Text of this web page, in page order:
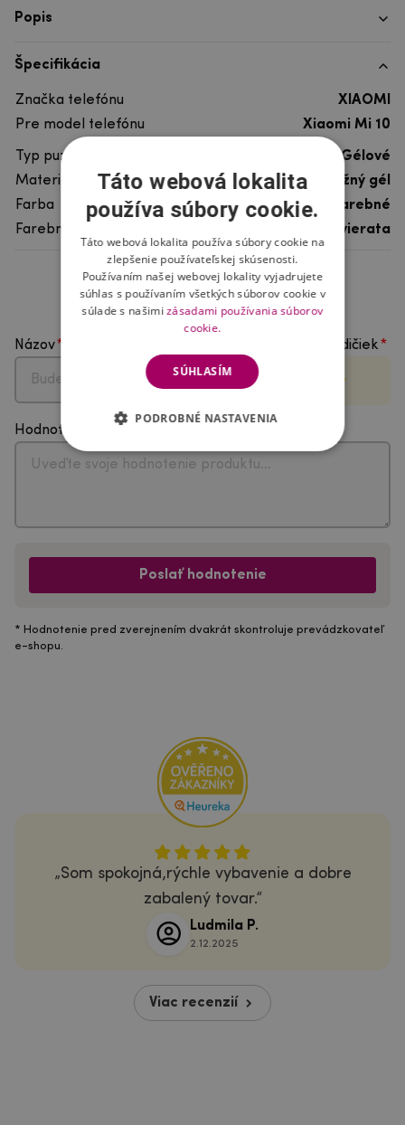
Popis
Špecifikácia
Značka telefónu
XIAOMI
Pre model telefónu
Xiaomi Mi 10
Typ puzdra
Gélové
Materiál
pružný gél
Farba
viacfarebné
Farebný motív
Ostatné zvierata
Hodnotenie produktu
Názov Vyberte počet hviezdičiek
Hodnotenie
Poslať hodnotenie
* Hodnotenie pred zverejnením dvakrát skontroluje prevádzkovateľ
e-shopu.
Som spokojná,rýchle vybavenie a dobre
zabalený tovar.
Ludmila P.
2.12.2025
Viac recenzií
Táto webová lokalita
používa súbory cookie.
Táto webová lokalita používa súbory cookie na
zlepšenie používateľskej skúsenosti.
Používaním našej webovej lokality vyjadrujete
súhlas s používaním všetkých súborov cookie v
súlade s našimizásadami používania súborov
cookie.
SÚHLASÍM
PODROBNÉ NASTAVENIA